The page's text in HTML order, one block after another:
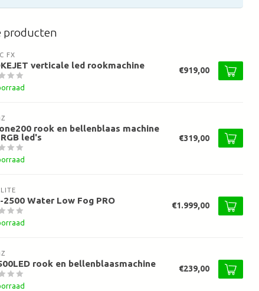
producten
FX
verticale led rookmachine
€919,00
rook en bellenblaas machine
led's
€319,00
2500 Water Low Fog PRO
€1.999,00
rook en bellenblaasmachine
€239,00